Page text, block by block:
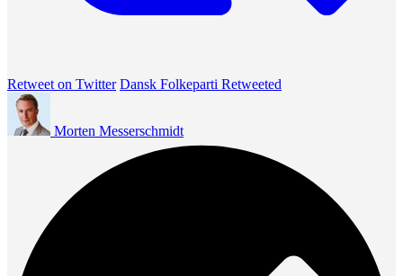
Retweet on Twitter Dansk Folkeparti Retweeted
Morten Messerschmidt